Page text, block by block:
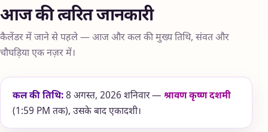
आज की त्वरित जानकारी
कैलेंडर में जाने से पहले — आज और कल की मुख्य तिथि, संवत और
चौघड़िया एक नज़र में।
कल की तिथि:8 अगस्त, 2026 शनिवार — श्रावण कृष्ण दशमी
(1:59 PM तक), उसके बाद एकादशी।